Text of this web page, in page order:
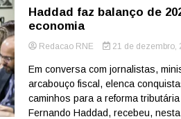
Haddad faz balanço de
economia
Redacao RNE 21 de dezembro,
Em conversa com jornalistas,
arcabouço fiscal, elenca
caminhos para a reforma
Fernando Haddad, recebeu,